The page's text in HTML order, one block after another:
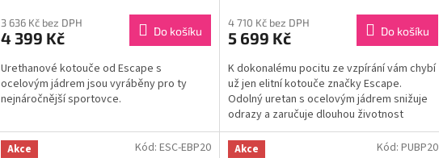
3 636 Kč bez DPH
4 399 Kč Do košíku
Urethanové kotouče od Escape s
ocelovým jádrem jsou vyráběny pro ty
nejnáročnější sportovce.
4 710 Kč bez DPH
5 699 Kč Do košíku
K dokonalému pocitu ze vzpírání vám chybí
už jen elitní kotouče značky Escape.
Odolný uretan s ocelovým jádrem snižuje
odrazy a zaručuje dlouhou životnost
kotoučů. Jsou užší než...
Akce
Kód: ESC-EBP20
Akce
Kód: PUBP20